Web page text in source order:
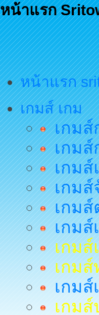
หน้าแรก
หน้าแรก
เกมส์ เกม
เกมส์
เกมส์
เกมส์
เกมส์
เกมส์
เกมส์
เกม
เกม
เกมส์
เกม